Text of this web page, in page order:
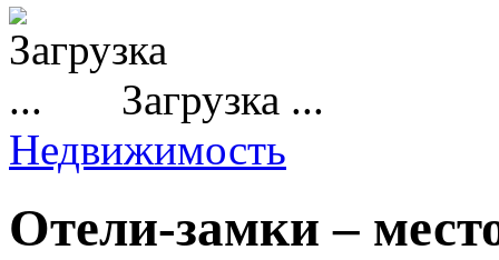
Загрузка ...
Недвижимость
Отели-замки –